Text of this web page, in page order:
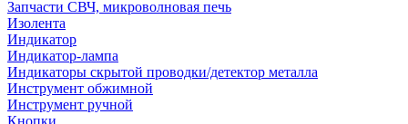
Запчасти СВЧ, микроволновая печь
Изолента
Индикатор
Индикатор-лампа
Индикаторы скрытой проводки/детектор металла
Инструмент обжимной
Инструмент ручной
Кнопки